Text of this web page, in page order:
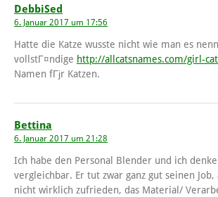
DebbiSed
6. Januar 2017 um 17:56
Hatte die Katze wusste nicht wie man es
vollstГ¤ndige http://allcatsnames.com/girl-
Namen fГјr Katzen.
Bettina
6. Januar 2017 um 21:28
Ich habe den Personal Blender und ich
vergleichbar. Er tut zwar ganz gut seinen
nicht wirklich zufrieden, das Material/